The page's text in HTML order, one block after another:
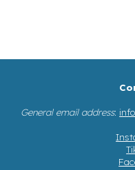
General email address: